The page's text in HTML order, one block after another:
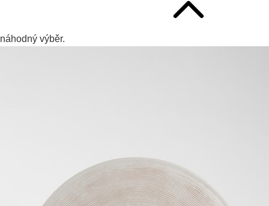
náhodný výběr.